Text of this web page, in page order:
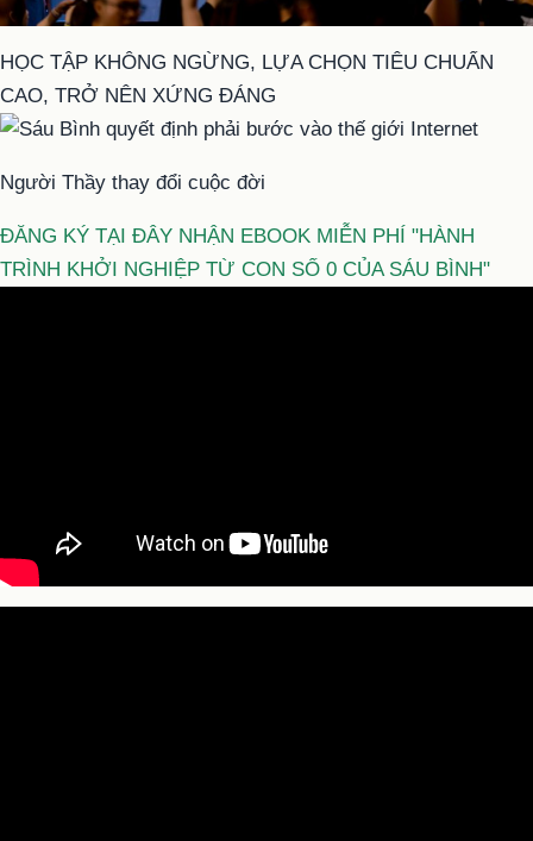
HỌC TẬP KHÔNG NGỪNG, LỰA CHỌN TIÊU CHUẨN
CAO, TRỞ NÊN XỨNG ĐÁNG
Người Thầy thay đổi cuộc đời
ĐĂNG KÝ TẠI ĐÂY NHẬN EBOOK MIỄN PHÍ "HÀNH
TRÌNH KHỞI NGHIỆP TỪ CON SỐ 0 CỦA SÁU BÌNH"